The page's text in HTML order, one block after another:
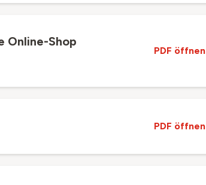
Online-Shop
PDF öffnen
PDF öffnen